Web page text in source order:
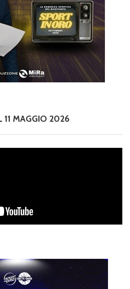
11 MAGGIO 2026